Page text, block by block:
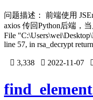
问题描述： 前端使用
axios 传回Python后端，
File
line 57, in rsa_decrypt
 3,338  2022-11-07